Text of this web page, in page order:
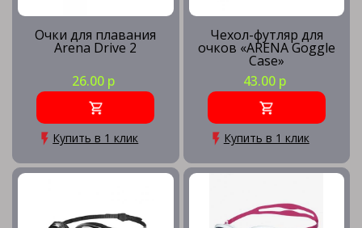
Очки для плавания
Arena Drive 2
26.00 р
Купить в 1 клик
Чехол-футляр для
очков «ARENA Goggle
Case»
43.00 р
Купить в 1 клик